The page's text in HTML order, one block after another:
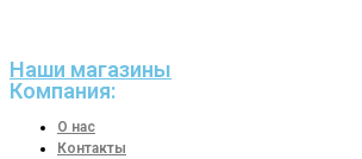
Наши магазины
Компания:
О нас
Контакты